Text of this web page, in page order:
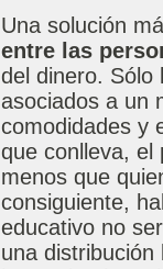
Una solución
entre las
del dinero. Sólo
asociados a un
comodidades y
que conlleva, el
menos que
consiguiente,
educativo no
una